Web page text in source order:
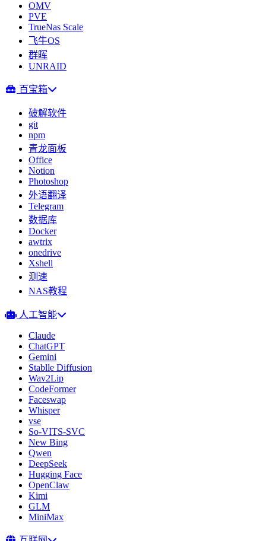
OMV
PVE
TrueNas Scale
飞牛OS
群晖
UNRAID
百宝箱
破解软件
git
npm
青龙面板
Office
Notion
Photoshop
外语翻译
Telegram
数据库
Docker
awtrix
onedrive
Xshell
测速
NAS教程
人工智能
Claude
ChatGPT
Gemini
Stablle Diffusion
Wav2Lip
CodeFormer
Faceswap
Whisper
vse
So-VITS-SVC
New Bing
Qwen
DeepSeek
Hugging Face
OpenClaw
Kimi
GLM
MiniMax